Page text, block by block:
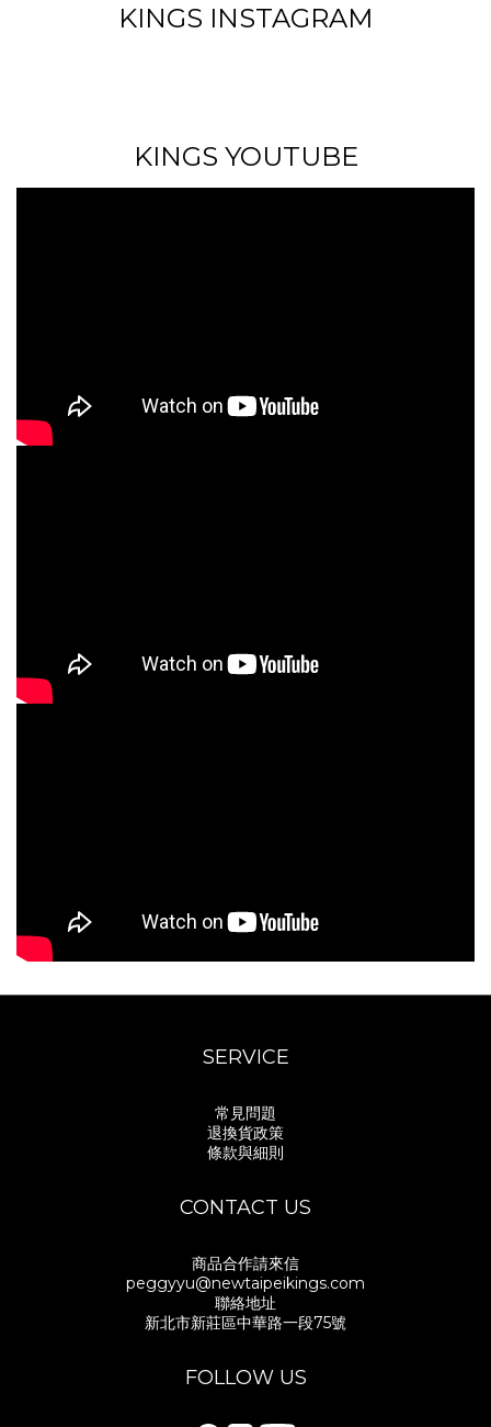
KINGS INSTAGRAM
KINGS YOUTUBE
SERVICE
常見問題
退換貨政策
條款與細則
CONTACT US
商品合作請來信
peggyyu@newtaipeikings.com
聯絡地址
新北市新莊區中華路一段75號
FOLLOW US